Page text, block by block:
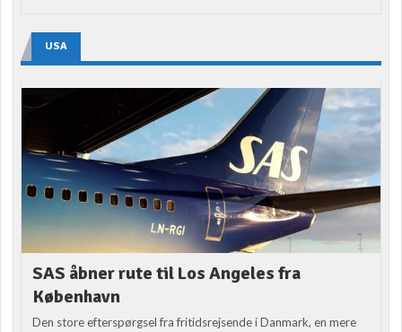
USA
SAS åbner rute til Los Angeles fra
København
Den store efterspørgsel fra fritidsrejsende i Danmark, en mere